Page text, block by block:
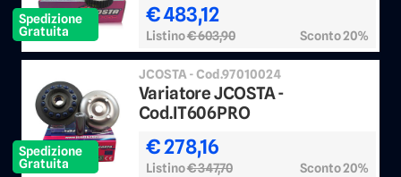
Spedizione
Gratuita
€ 483,12
Listino€ 603,90 Sconto 20%
Spedizione
Gratuita
JCOSTA - Cod.97010024
Variatore JCOSTA -
Cod.IT606PRO
€ 278,16
Listino€ 347,70 Sconto 20%